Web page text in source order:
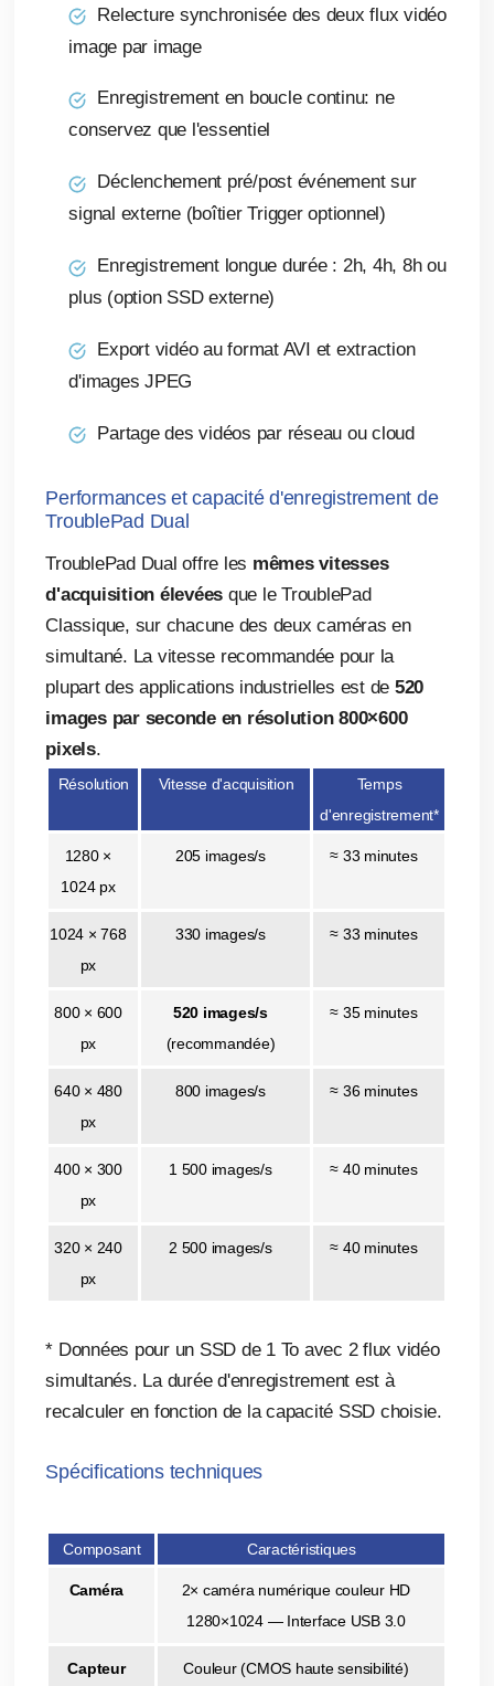
Relecture synchronisée des deux flux vidéo
image par image
Enregistrement en boucle continu: ne
conservez que l'essentiel
Déclenchement pré/post événement sur
signal externe (boîtier Trigger optionnel)
Enregistrement longue durée : 2h, 4h, 8h ou
plus (option SSD externe)
Export vidéo au format AVI et extraction
d'images JPEG
Partage des vidéos par réseau ou cloud
Performances et capacité d'enregistrement de
TroublePad Dual
TroublePad Dual offre les mêmes vitesses
d'acquisition élevées que le TroublePad
Classique, sur chacune des deux caméras en
simultané. La vitesse recommandée pour la
plupart des applications industrielles est de 520
images par seconde en résolution 800×600
pixels.
Résolution Vitesse d'acquisition
Temps
d'enregistrement*
1280 ×
1024 px
205 images/s ≈ 33 minutes
1024 × 768
px
330 images/s ≈ 33 minutes
800 × 600
px
520 images/s
(recommandée)
≈ 35 minutes
640 × 480
px
800 images/s ≈ 36 minutes
400 × 300
px
1 500 images/s ≈ 40 minutes
320 × 240
px
2 500 images/s ≈ 40 minutes
* Données pour un SSD de 1 To avec 2 flux vidéo
simultanés. La durée d'enregistrement est à
recalculer en fonction de la capacité SSD choisie.
Spécifications techniques
Composant Caractéristiques
Caméra
2× caméra numérique couleur HD
1280×1024 — Interface USB 3.0
Capteur Couleur (CMOS haute sensibilité)